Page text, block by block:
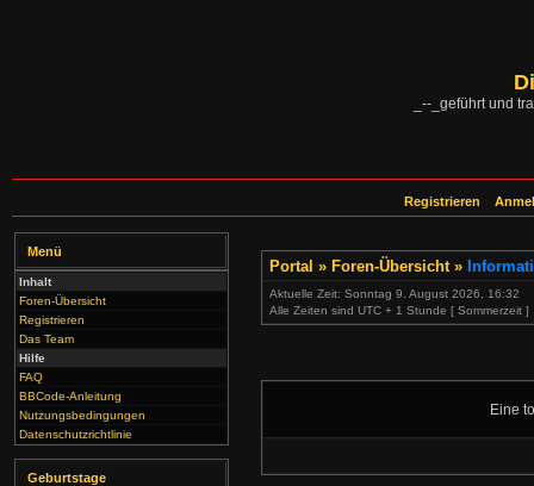
_--_geführt und
Registrieren
Menü
Inhalt
Foren-Übersicht
Registrieren
Das Team
Hilfe
FAQ
BBCode-Anleitung
Nutzungsbedingungen
Datenschutzrichtlinie
Geburtstage
Portal » Foren-Übersicht»
Aktuelle Zeit: Sonntag 9. August 2026, 16:32
Alle Zeiten sind UTC + 1 Stunde [ Sommerzeit ]
Eine